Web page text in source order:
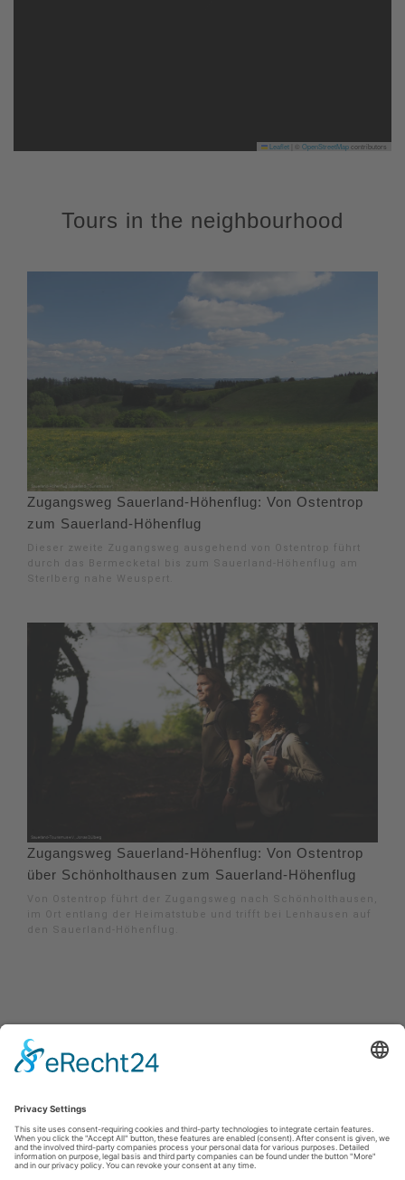
Leaflet OpenStreetMapcontributors
Tours in the neighbourhood
Zugangsweg Sauerland-Höhenflug: Von Ostentrop
zum Sauerland-Höhenflug
Dieser zweite Zugangsweg ausgehend von Ostentrop führt
durch das Bermecketal bis zum Sauerland-Höhenflug am
Sterlberg nahe Weuspert.
Zugangsweg Sauerland-Höhenflug: Von Ostentrop
über Schönholthausen zum Sauerland-Höhenflug
Von Ostentrop führt der Zugangsweg nach Schönholthausen,
im Ort entlang der Heimatstube und trifft bei Lenhausen auf
den Sauerland-Höhenflug.
Sauerland-Tourismus e.V. Johannes-Hummel-Weg 1 57392 Schmallenberg